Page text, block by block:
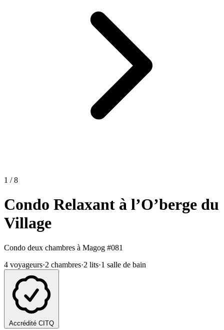
1 / 8
Condo Relaxant à l’O’berge du
Village
Condo deux chambres à Magog #081
4 voyageurs·2 chambres·2 lits·1 salle de bain
Accrédité CITQ